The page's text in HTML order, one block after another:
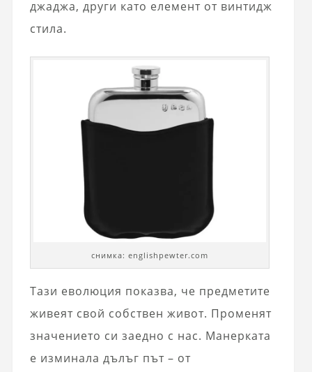
джаджа, други като елемент от винтидж
стила.
снимка: englishpewter.com
Тази еволюция показва, че предметите
живеят свой собствен живот. Променят
значението си заедно с нас. Манерката
е изминала дълъг път – от